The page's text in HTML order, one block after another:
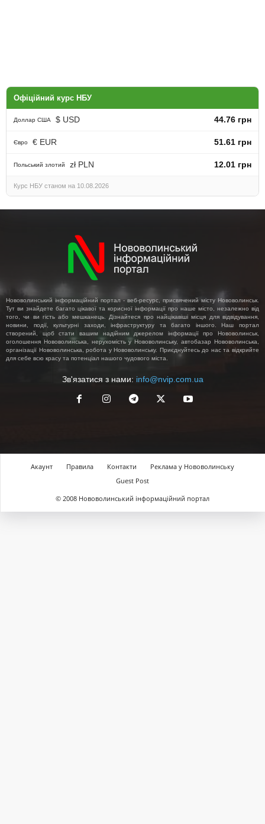
Офіційний курс НБУ
Доллар США $ USD 44.76 грн
Євро € EUR 51.61 грн
Польський злотий zł PLN 12.01 грн
Курс НБУ станом на 10.08.2026
Нововолинський інформаційний портал - веб-ресурс, присвячений місту Нововолинськ.
Тут ви знайдете багато цікавої та корисної інформації про наше місто, незалежно від
того, чи ви гість або мешканець. Дізнайтеся про найцікавіші місця для відвідування,
новини, події, культурні заходи, інфраструктуру та багато іншого. Наш портал
створений, щоб стати вашим надійним джерелом інформації про Нововолинськ,
оголошення Нововолинська, нерухомість у Нововолинську, автобазар Нововолинська,
організації Нововолинська, робота у Нововолинську. Приєднуйтесь до нас та відкрийте
для себе всю красу та потенціал нашого чудового міста.
Зв'язатися з нами: info@nvip.com.ua
Акаунт Правила Контакти
Реклама у Нововолинську
Guest Post
© 2008 Нововолинський інформаційний портал